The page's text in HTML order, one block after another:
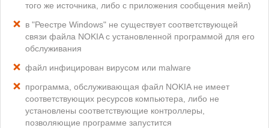
того же источника, либо с приложения сообщения мейл)
в "Реестре Windows" не существует соответствующей
связи файла NOKIA с установленной программой для его
обслуживания
файл инфицирован вирусом или malware
программа, обслуживающая файл NOKIA не имеет
соответствующих ресурсов компьютера, либо не
установлены соответствующие контроллеры,
позволяющие программе запустится